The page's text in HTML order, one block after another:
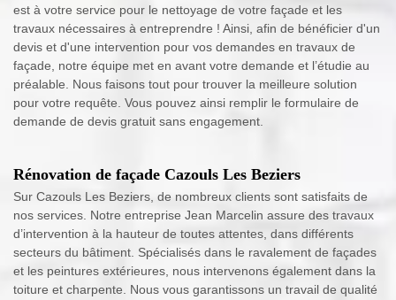
est à votre service pour le nettoyage de votre façade et les
travaux nécessaires à entreprendre ! Ainsi, afin de bénéficier d'un
devis et d'une intervention pour vos demandes en travaux de
façade, notre équipe met en avant votre demande et l’étudie au
préalable. Nous faisons tout pour trouver la meilleure solution
pour votre requête. Vous pouvez ainsi remplir le formulaire de
demande de devis gratuit sans engagement.
Rénovation de façade Cazouls Les Beziers
Sur Cazouls Les Beziers, de nombreux clients sont satisfaits de
nos services. Notre entreprise Jean Marcelin assure des travaux
d’intervention à la hauteur de toutes attentes, dans différents
secteurs du bâtiment. Spécialisés dans le ravalement de façades
et les peintures extérieures, nous intervenons également dans la
toiture et charpente. Nous vous garantissons un travail de qualité